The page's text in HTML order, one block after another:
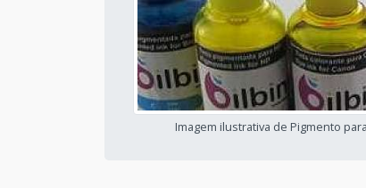
Imagem ilustrativa de Pigmento